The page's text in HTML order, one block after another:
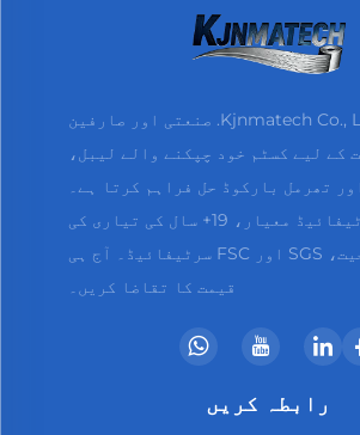
ڈونگ گوان Kjnmatech Co., Ltd. صنعتی اور صارفین
کے لیے کسٹم خود چپکنے والے لیبل،
تھرمل بارکوڈ حل فراہم کرتا ہے۔
ISO سرٹیفائیڈ معیار، 19+ سال کی تیاری کی
ماہرانہ صلاحیت، SGS اور FSC سرٹیفائیڈ۔ آج ہی
قیمت کا تقاضا کریں۔
رابطہ کریں